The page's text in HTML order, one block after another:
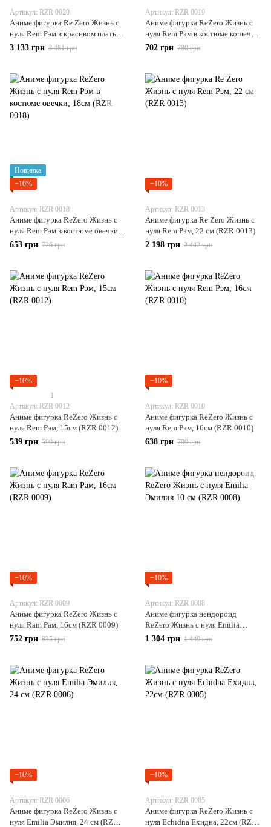
Артикул: RZR 0020
Аниме фигурка Re Zero Жизнь с
нуля Rem Рэм в красивом платье,
25 см (RZR 0020)
3 133 грн 3 481 грн
Артикул: RZR 0019
Аниме фигурка ReZero Жизнь с
нуля Rem Рэм в костюме кошечки,
18см (RZR 0019)
702 грн 780 грн
Новинка
−10%
Артикул: RZR 0018
Аниме фигурка ReZero Жизнь с
нуля Rem Рэм в костюме овечки,
18см (RZR 0018)
653 грн 726 грн
−10%
Артикул: RZR 0013
Аниме фигурка Re Zero Жизнь с
нуля Rem Рэм, 22 см (RZR 0013)
2 198 грн 2 442 грн
−10%
1
Артикул: RZR 0012
Аниме фигурка ReZero Жизнь с
нуля Rem Рэм, 15см (RZR 0012)
539 грн 599 грн
−10%
Артикул: RZR 0010
Аниме фигурка ReZero Жизнь с
нуля Rem Рэм, 16см (RZR 0010)
638 грн 709 грн
−10%
Артикул: RZR 0009
Аниме фигурка ReZero Жизнь с
нуля Ram Рам, 16см (RZR 0009)
752 грн 835 грн
−10%
Артикул: RZR 0008
Аниме фигурка нендороид
ReZero Жизнь с нуля Emilia
Эмилия 10 см (RZR 0008)
1 304 грн 1 449 грн
−10%
Артикул: RZR 0006
Аниме фигурка ReZero Жизнь с
нуля Emilia Эмилия, 24 см (RZR
−10%
Артикул: RZR 0005
Аниме фигурка ReZero Жизнь с
нуля Echidna Ехидна, 22см (RZR